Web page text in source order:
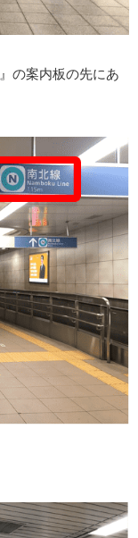
』の案内板の先にあ